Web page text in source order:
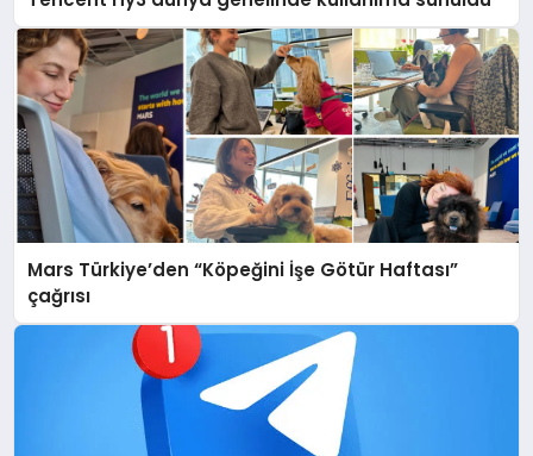
Mars Türkiye’den “Köpeğini İşe Götür Haftası”
çağrısı